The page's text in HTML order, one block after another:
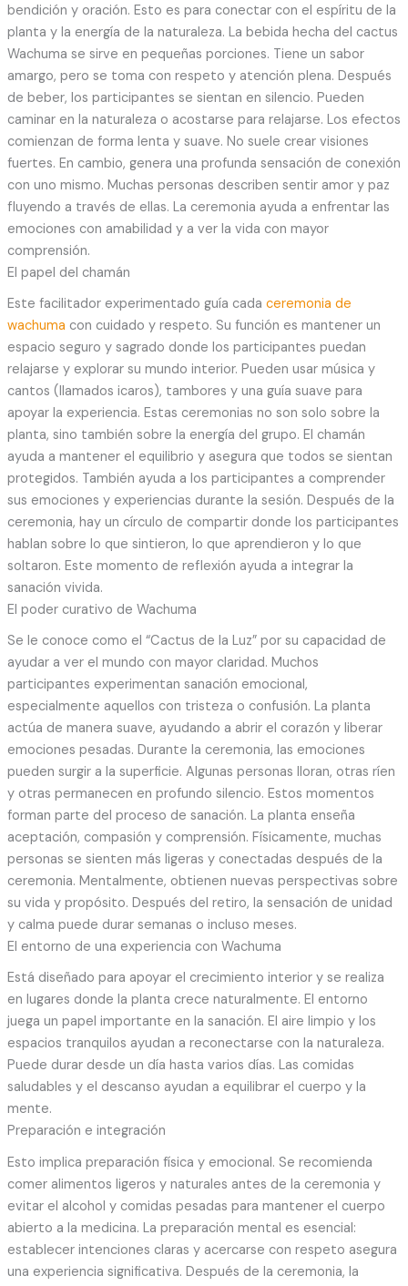
bendición y oración. Esto es para conectar con el espíritu de la
planta y la energía de la naturaleza. La bebida hecha del cactus
Wachuma se sirve en pequeñas porciones. Tiene un sabor
amargo, pero se toma con respeto y atención plena. Después
de beber, los participantes se sientan en silencio. Pueden
caminar en la naturaleza o acostarse para relajarse. Los efectos
comienzan de forma lenta y suave. No suele crear visiones
fuertes. En cambio, genera una profunda sensación de conexión
con uno mismo. Muchas personas describen sentir amor y paz
fluyendo a través de ellas. La ceremonia ayuda a enfrentar las
emociones con amabilidad y a ver la vida con mayor
comprensión.
El papel del chamán
Este facilitador experimentado guía cada ceremonia de
wachuma con cuidado y respeto. Su función es mantener un
espacio seguro y sagrado donde los participantes puedan
relajarse y explorar su mundo interior. Pueden usar música y
cantos (llamados icaros), tambores y una guía suave para
apoyar la experiencia. Estas ceremonias no son solo sobre la
planta, sino también sobre la energía del grupo. El chamán
ayuda a mantener el equilibrio y asegura que todos se sientan
protegidos. También ayuda a los participantes a comprender
sus emociones y experiencias durante la sesión. Después de la
ceremonia, hay un círculo de compartir donde los participantes
hablan sobre lo que sintieron, lo que aprendieron y lo que
soltaron. Este momento de reflexión ayuda a integrar la
sanación vivida.
El poder curativo de Wachuma
Se le conoce como el “Cactus de la Luz” por su capacidad de
ayudar a ver el mundo con mayor claridad. Muchos
participantes experimentan sanación emocional,
especialmente aquellos con tristeza o confusión. La planta
actúa de manera suave, ayudando a abrir el corazón y liberar
emociones pesadas. Durante la ceremonia, las emociones
pueden surgir a la superficie. Algunas personas lloran, otras ríen
y otras permanecen en profundo silencio. Estos momentos
forman parte del proceso de sanación. La planta enseña
aceptación, compasión y comprensión. Físicamente, muchas
personas se sienten más ligeras y conectadas después de la
ceremonia. Mentalmente, obtienen nuevas perspectivas sobre
su vida y propósito. Después del retiro, la sensación de unidad
y calma puede durar semanas o incluso meses.
El entorno de una experiencia con Wachuma
Está diseñado para apoyar el crecimiento interior y se realiza
en lugares donde la planta crece naturalmente. El entorno
juega un papel importante en la sanación. El aire limpio y los
espacios tranquilos ayudan a reconectarse con la naturaleza.
Puede durar desde un día hasta varios días. Las comidas
saludables y el descanso ayudan a equilibrar el cuerpo y la
mente.
Preparación e integración
Esto implica preparación física y emocional. Se recomienda
comer alimentos ligeros y naturales antes de la ceremonia y
evitar el alcohol y comidas pesadas para mantener el cuerpo
abierto a la medicina. La preparación mental es esencial:
establecer intenciones claras y acercarse con respeto asegura
una experiencia significativa. Después de la ceremonia, la